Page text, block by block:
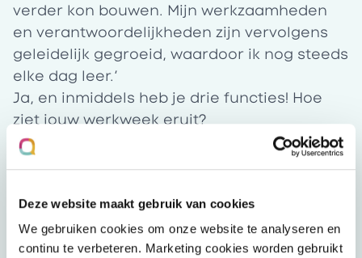
Deze website maakt gebruik van cookies
We gebruiken cookies om onze website te analyseren en
continu te verbeteren. Marketing cookies worden gebruikt
verder kon bouwen. Mijn werkzaamheden
en verantwoordelijkheden zijn vervolgens
geleidelijk gegroeid, waardoor ik nog steeds
elke dag leer.’
Ja, en inmiddels heb je drie functies! Hoe
ziet jouw werkweek eruit?
‘Ik heb eigenlijk geen standaard werkdag,
haha. Iedere dag is anders. De ene keer zie
een regiebehandelaar gevraagd om mee te
denken over een suïcidale cliënt of een
andere complexe casus.